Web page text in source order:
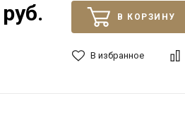
В КОРЗИНУ
В избранное